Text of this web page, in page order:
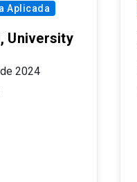
Aplicada
University
2024